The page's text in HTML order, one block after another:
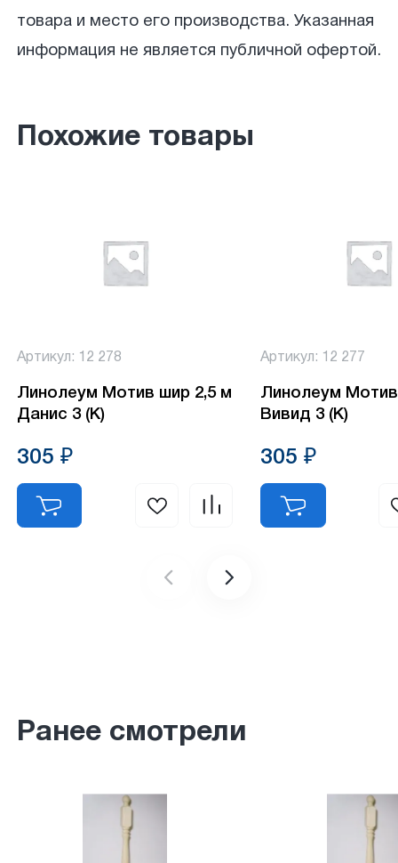
товара и место его производства. Указанная
информация не является публичной офертой.
Похожие товары
Артикул: 12 278
Линолеум Мотив шир 2,5 м
Данис 3 (К)
305 ₽
Артикул: 12 277
Линолеум
Вивид 3 (К)
305 ₽
Ранее смотрели